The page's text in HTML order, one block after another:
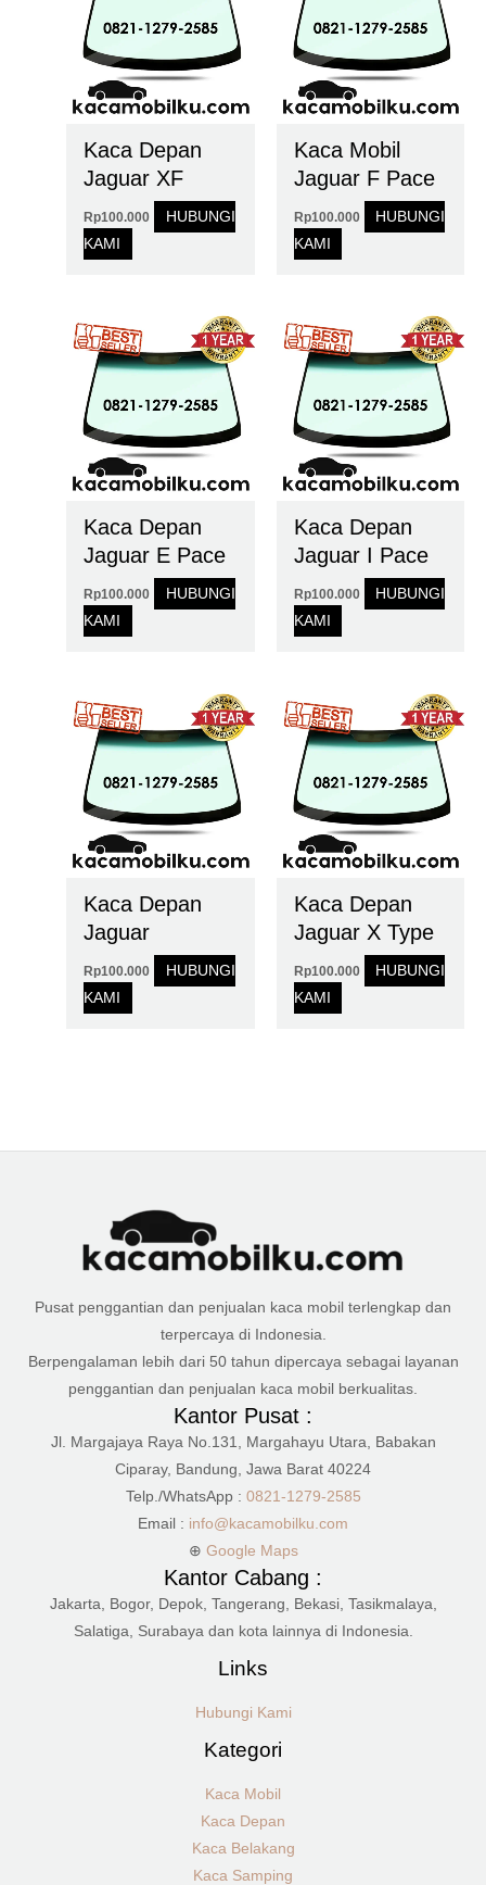
Kaca Depan
Jaguar XF
Rp100.000
HUBUNGI
KAMI
Kaca Mobil
Jaguar F Pace
Rp100.000
HUBUNGI
KAMI
Kaca Depan
Jaguar E Pace
Rp100.000
HUBUNGI
KAMI
Kaca Depan
Jaguar I Pace
Rp100.000
HUBUNGI
KAMI
Kaca Depan
Jaguar
Rp100.000
HUBUNGI
KAMI
Kaca Depan
Jaguar X Type
Rp100.000
HUBUNGI
KAMI
Pusat penggantian dan penjualan kaca mobil terlengkap dan
terpercaya di Indonesia.
Berpengalaman lebih dari 50 tahun dipercaya sebagai layanan
penggantian dan penjualan kaca mobil berkualitas.
Kantor Pusat :
Jl. Margajaya Raya No.131, Margahayu Utara, Babakan
Ciparay, Bandung, Jawa Barat 40224
Telp./WhatsApp : 0821-1279-2585
Email : info@kacamobilku.com
⊕ Google Maps
Kantor Cabang :
Jakarta, Bogor, Depok, Tangerang, Bekasi, Tasikmalaya,
Salatiga, Surabaya dan kota lainnya di Indonesia.
Links
Hubungi Kami
Kategori
Kaca Mobil
Kaca Depan
Kaca Belakang
Kaca Samping